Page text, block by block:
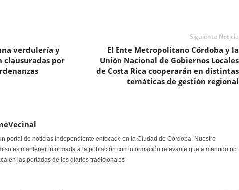
verdulería y
clausuradas por
Siguiente Noticia
El Ente Metropolitano Córdoba y la
Unión Nacional de Gobiernos Locales
de Costa Rica cooperarán en distintas
temáticas de gestión regional
portal de noticias independiente enfocado en la Ciudad de Córdoba. Nuestro
es mantener informada a la población con información relevante que a menudo no
en las portadas de los diarios tradicionales